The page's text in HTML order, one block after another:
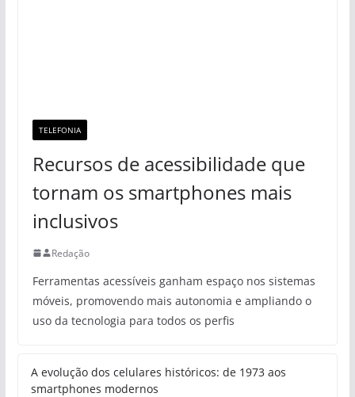
TELEFONIA
Recursos de acessibilidade que
tornam os smartphones mais
inclusivos
Redação
Ferramentas acessíveis ganham espaço nos sistemas
móveis, promovendo mais autonomia e ampliando o
uso da tecnologia para todos os perfis
A evolução dos celulares históricos: de 1973 aos
smartphones modernos